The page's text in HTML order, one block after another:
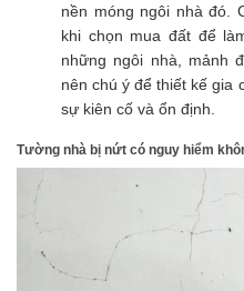
nền móng ngôi nhà đó.
khi chọn mua đất để
những ngôi nhà, mảnh
nên chú ý để thiết kế gia
sự kiên cố và ổn định.
Tường nhà bị nứt có nguy hiểm